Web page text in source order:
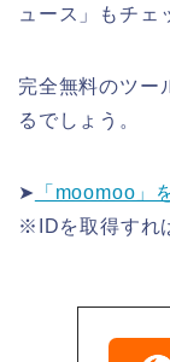
ュース」もチェ
完全無料のツー
るでしょう。
➤
「moomoo」
※IDを取得すれ